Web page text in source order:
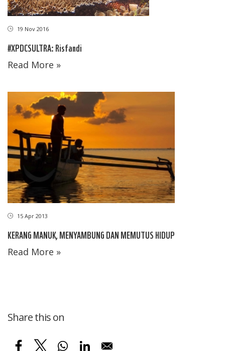
19 Nov 2016
#XPDCSULTRA: Risfandi
Read More »
15 Apr 2013
KERANG MANUK, MENYAMBUNG DAN MEMUTUS HIDUP
Read More »
Share this on